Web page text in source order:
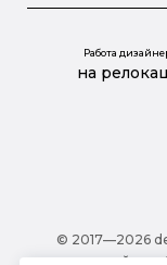
Работа
на
© 2017—2026